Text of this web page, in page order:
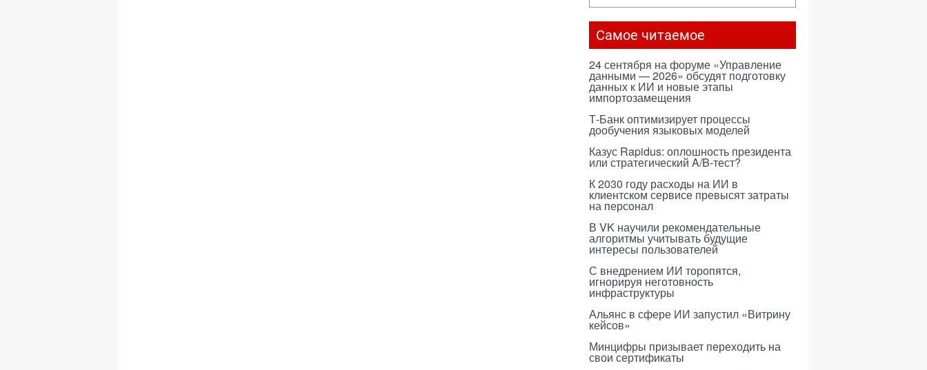
Самое читаемое
24 сентября на форуме «Управление
данными — 2026» обсудят подготовку
данных к ИИ и новые этапы
импортозамещения
Т-Банк оптимизирует процессы
дообучения языковых моделей
Казус Rapidus: оплошность президента
или стратегический A/B-тест?
К 2030 году расходы на ИИ в
клиентском сервисе превысят затраты
на персонал
В VK научили рекомендательные
алгоритмы учитывать будущие
интересы пользователей
С внедрением ИИ торопятся,
игнорируя неготовность
инфраструктуры
Альянс в сфере ИИ запустил «Витрину
кейсов»
Минцифры призывает переходить на
свои сертификаты